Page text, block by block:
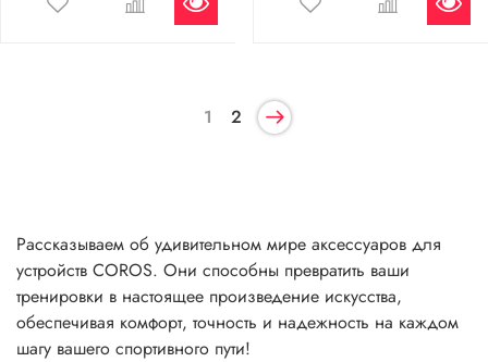
1 2
Рассказываем об удивительном мире аксессуаров для
устройств COROS. Они способны превратить ваши
тренировки в настоящее произведение искусства,
обеспечивая комфорт, точность и надежность на каждом
шагу вашего спортивного пути!